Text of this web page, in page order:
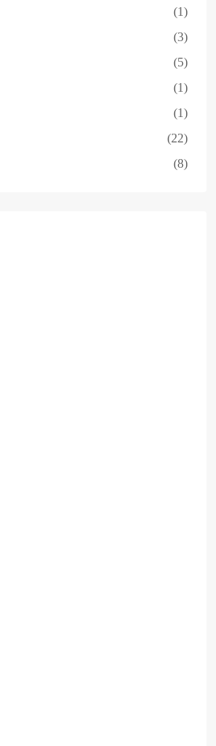
(1)
(3)
(5)
(1)
(1)
(22)
(8)